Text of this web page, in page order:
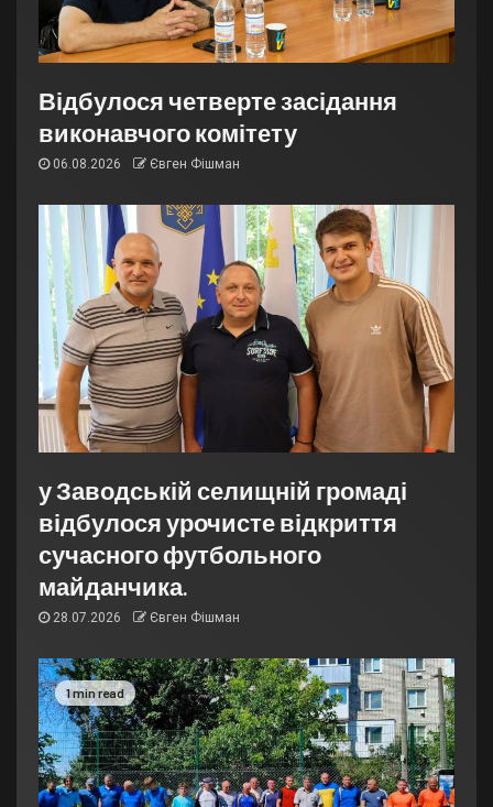
Відбулося четверте засідання
виконавчого комітету
06.08.2026 Євген Фішман
у Заводській селищній громаді
відбулося урочисте відкриття
сучасного футбольного
майданчика.
28.07.2026 Євген Фішман
1 min read